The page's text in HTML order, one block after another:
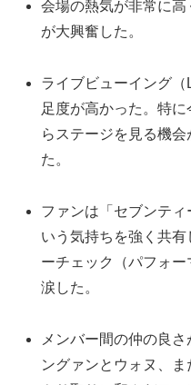
会場の熱気が非常に
が大興奮した。
ライブビューイング
足度が高かった。特
らステージを見る機
た。
ファンは「セブンテ
いう気持ちを強く共
ーチェック（パフォ
涙した。
メンバー間の仲の良
ングァンとウォヌ、